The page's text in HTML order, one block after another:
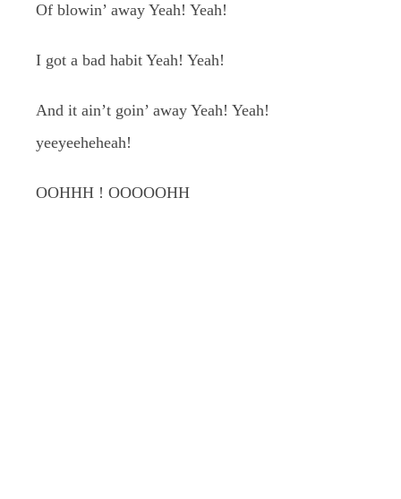
Of blowin’ away Yeah! Yeah!
I got a bad habit Yeah! Yeah!
And it ain’t goin’ away Yeah! Yeah!
yeeyeeheheah!
OOHHH ! OOOOOHH